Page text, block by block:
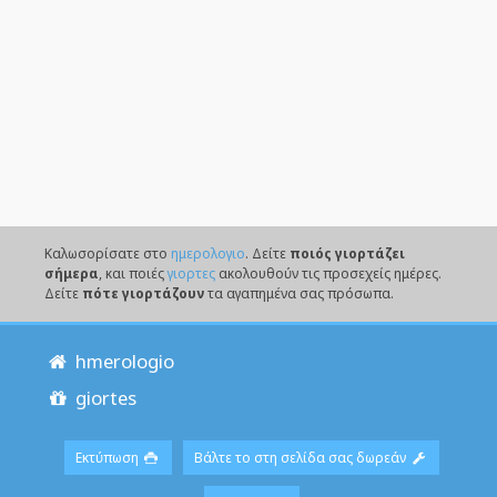
Καλωσορίσατε στο ημερολογιο. Δείτε ποιός γιορτάζει
σήμερα, και ποιέςγιορτεςακολουθούν τις προσεχείς ημέρες.
Δείτε πότε γιορτάζουντα αγαπημένα σας πρόσωπα.
hmerologio
giortes
Εκτύπωση Βάλτε το στη σελίδα σας δωρεάν